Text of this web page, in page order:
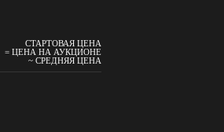
СТАРТОВАЯ ЦЕНА
= ЦЕНА НА АУКЦИОНЕ
~ СРЕДНЯЯ ЦЕНА